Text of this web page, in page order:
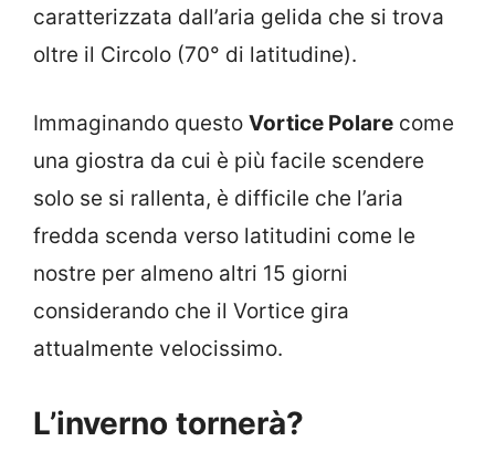
caratterizzata dall’aria gelida che si trova
oltre il Circolo (70° di latitudine).
Immaginando questo Vortice Polare come
una giostra da cui è più facile scendere
solo se si rallenta, è difficile che l’aria
fredda scenda verso latitudini come le
nostre per almeno altri 15 giorni
considerando che il Vortice gira
attualmente velocissimo.
L’inverno tornerà?